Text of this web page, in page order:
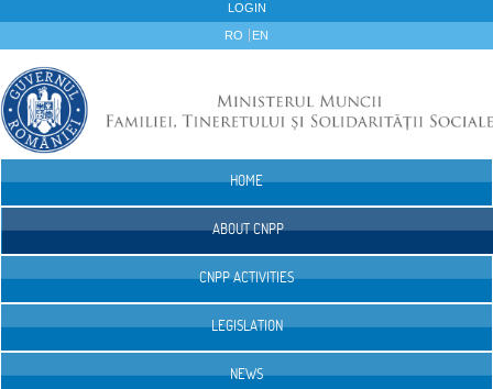
LOGIN
RO EN
HOME
ABOUT CNPP
CNPP ACTIVITIES
LEGISLATION
NEWS